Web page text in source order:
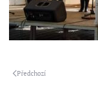
Předchozí